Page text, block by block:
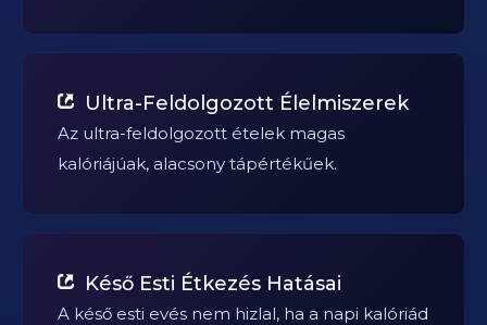
Ultra-Feldolgozott Élelmiszerek
Az ultra-feldolgozott ételek magas
kalóriájúak, alacsony tápértékűek.
Késő Esti Étkezés Hatásai
A késő esti evés nem hizlal, ha a napi kalóriád